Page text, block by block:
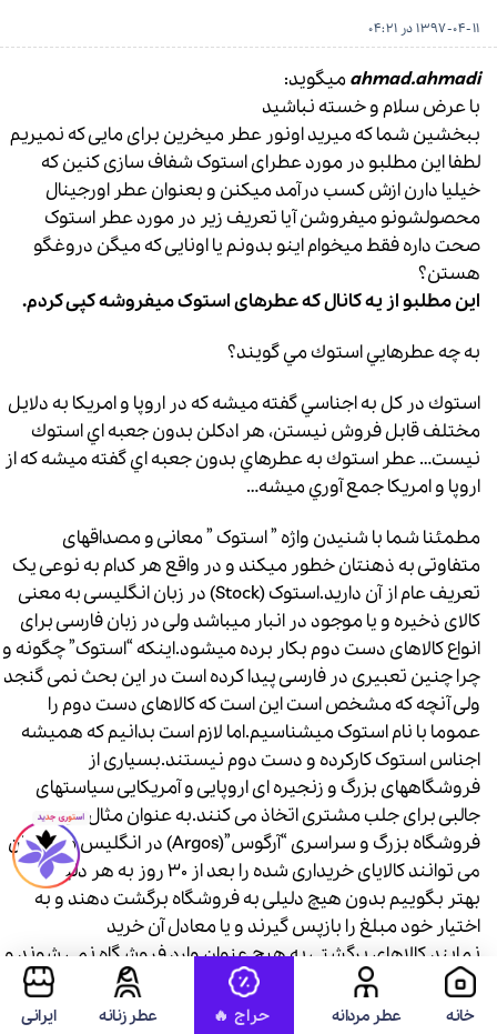
1397-04-11 در 04:21
ahmad.ahmadi میگوید:
با عرض سلام و خسته نباشید
ببخشین شما که میرید اونور عطر میخرین برای مایی که نمیریم
لطفا این مطلبو در مورد عطرای استوک شفاف سازی کنین که
خیلیا دارن ازش کسب درآمد میکنن و بعنوان عطر اورجینال
محصولشونو میفروشن آیا تعریف زیر در مورد عطر استوک
صحت داره فقط میخوام اینو بدونم یا اونایی که میگن دروغگو
هستن؟
این مطلبو از یه کانال که عطرهای استوک میفروشه کپی کردم.
به چه عطرهايي استوك مي گويند؟
استوك در كل به اجناسي گفته ميشه كه در اروپا و امريكا به دلايل
مختلف قابل فروش نيستن، هر ادكلن بدون جعبه اي استوك
نيست… عطر استوك به عطرهاي بدون جعبه اي گفته ميشه كه از
اروپا و امريكا جمع آوري ميشه…
مطمئنا شما با شنیدن واژه ” استوک ” معانی و مصداقهای
متفاوتی به ذهنتان خطور میکند و در واقع هر کدام به نوعی یک
تعریف عام از آن دارید.استوک (Stock) در زبان انگلیسی به معنی
کالای ذخیره و یا موجود در انبار میباشد ولی در زبان فارسی برای
انواع کالاهای دست دوم بکار برده میشود.اینکه “استوک” چگونه و
چرا چنین تعبیری در فارسی پیدا کرده است در این بحث نمی گنجد
ولی آنچه که مشخص است این است که کالاهای دست دوم را
عموما با نام استوک میشناسیم.اما لازم است بدانیم که همیشه
اجناس استوک کارکرده و دست دوم نیستند.بسیاری از
فروشگاههای بزرگ و زنجیره ای اروپایی و آمریکایی سیاستهای
جالبی برای جلب مشتری اتخاذ می کنند.به عنوان مثال در
فروشگاه بزرگ و سراسری “آرگوس”(Argos) در انگلیس مشتریان
می توانند کالایای خریداری شده را بعد از 30 روز به هر دلیلی یا
بهتر بگوییم بدون هیچ دلیلی به فروشگاه برگشت دهند و به
اختیار خود مبلغ را بازپس گیرند و یا معادل آن خرید
نمایند.کالاهای برگشتی به هیچ عنوان وارد فروشگاه نمی شوند و
صورت عمده به فروش میرسند. و بدین ترتیب شما ممکن است
خانه عطر مردانه عطر زنانه ایرانی